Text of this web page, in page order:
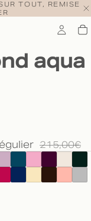
TOUT, REMISE
aqua
215,00€